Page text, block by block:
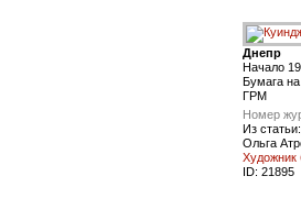
Днепр
Начало
Бумага
ГРМ
Номер
Из статьи:
Ольга
Художник
ID: 21895